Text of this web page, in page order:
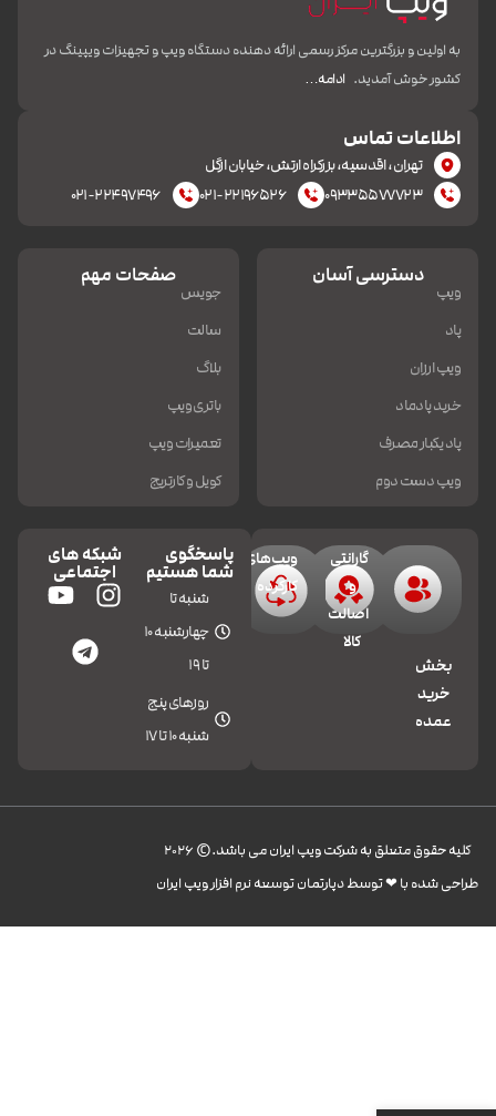
به اولین و بزرگترین مرکز رسمی ارائه دهنده دستگاه ویپ و تجهیزات ویپینگ در
کشور خوش آمدید. ادامه…
اطلاعات تماس
تهران، اقدسیه، بزرکراه ارتش، خیابان ازگل
۰۹۳۳۵۵۷۷۷۲۳
۰۲۱-۲۲۱۹۶۵۲۶ ۰۲۱-۲۲۴۹۷۴۹۶
دسترسی آسان
ویپ
پاد
ویپ ارزان
خرید پادماد
پاد یکبار مصرف
ویپ دست دوم
صفحات مهم
جویس
سالت
بلاگ
باتری ویپ
تعمیرات ویپ
کویل و کارتریج
بخش
خرید
عمده
گارانتی
و
اصالت
کالا
ویپ‌های
کارکرده
پاسخگوی
شما هستیم
شنبه تا
چهارشنبه 10
تا 19
روزهای پنج
شنبه 10 تا 17
شبکه های
اجتماعی
کليه حقوق متعلق به شرکت ویپ ایران می باشد.© 2026
طراحی شده با ❤︎ توسط دپارتمان توسعه نرم افزار ویپ ایران